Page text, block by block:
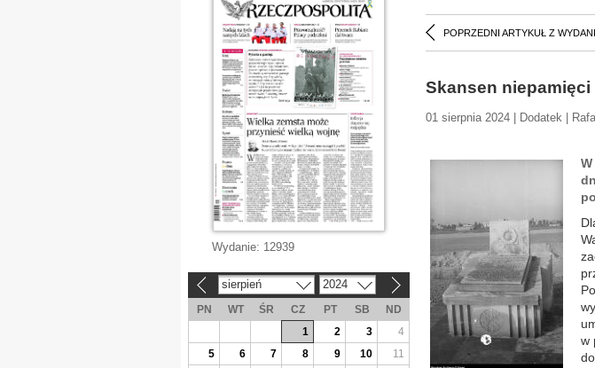
POPRZEDNI ARTYKUŁ Z
Skansen
01 sierpnia 2024 | Dodatek |
w
Wydanie: 12939
sierpień 2024
PN WT ŚR CZ PT SB
ND
1
2 3
4
5
6 7 8 9 10
11